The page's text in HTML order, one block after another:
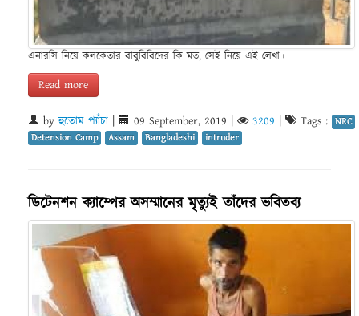
এনারসি নিয়ে কলকেতার বাবুবিবিদের কি মত, সেই নিয়ে এই লেখা।
Read more
byহুতোম প্যাঁচা 09 September, 2019 3209 Tags : NRC
Detension Camp
Assam Bangladeshi intruder
ডিটেনশন ক্যাম্পের অসম্মানের মৃত্যুই তাঁদের ভবিতব্য